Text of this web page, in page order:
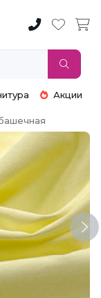
Акции